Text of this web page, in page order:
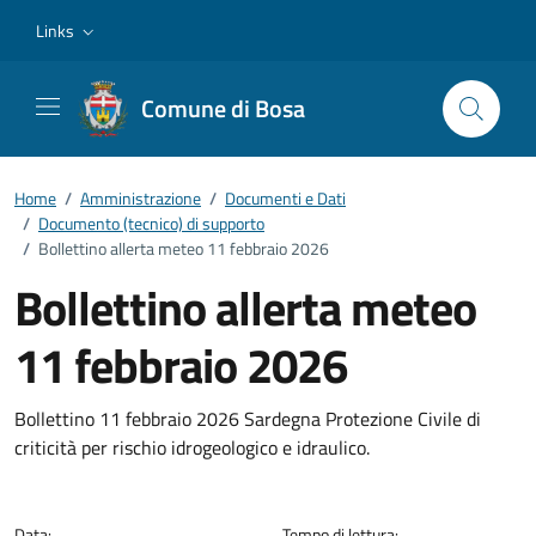
Links
Comune di Bosa
Home / Amministrazione / Documenti e Dati
/ Documento (tecnico) di supporto
/ Bollettino allerta meteo 11 febbraio 2026
Bollettino allerta meteo
11 febbraio 2026
Dettagli del documento
Bollettino 11 febbraio 2026 Sardegna Protezione Civile di
criticità per rischio idrogeologico e idraulico.